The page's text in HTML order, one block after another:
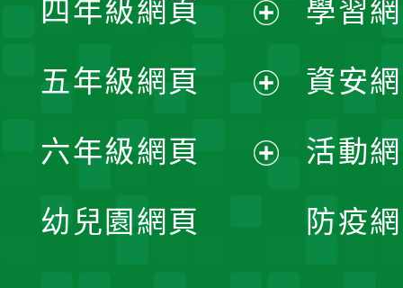
選
單
開
選
單
四年級網頁
開
選
五年級網頁
開
六年級網頁
幼兒園網頁
學習
資安
活動
防疫